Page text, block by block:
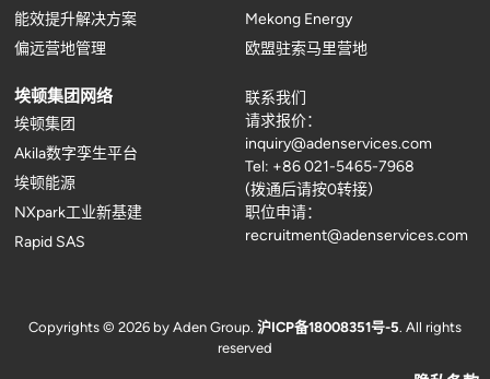
能效提升解决方案
偏远营地管理
Mekong Energy
欧盟驻索马里营地
埃顿集团网络
埃顿集团
Akila数字孪生平台
埃顿能源
NXpark工业新基建
Rapid SAS
联系我们
请求报价：
inquiry@adenservices.com
Tel: +86 021-5465-7968
(拨通后请按0转接)
职位申请：
recruitment@adenservices.com
Copyrights © 2026 by Aden Group. 沪ICP备18008351号-5. All rights
reserved